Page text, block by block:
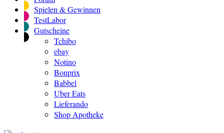
Spielen & Gewinnen
TestLabor
Gutscheine
Tchibo
ebay
Notino
Bonprix
Babbel
Uber Eats
Lieferando
Shop Apotheke